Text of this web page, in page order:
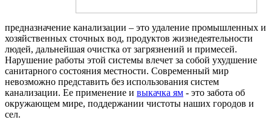
предназначение канализации – это удаление промышленных и
хозяйственных сточных вод, продуктов жизнедеятельности
людей, дальнейшая очистка от загрязнений и примесей.
Нарушение работы этой системы влечет за собой ухудшение
санитарного состояния местности. Современный мир
невозможно представить без использования систем
канализации. Ее применение и выкачка ям - это забота об
окружающем мире, поддержании чистоты наших городов и
сел.